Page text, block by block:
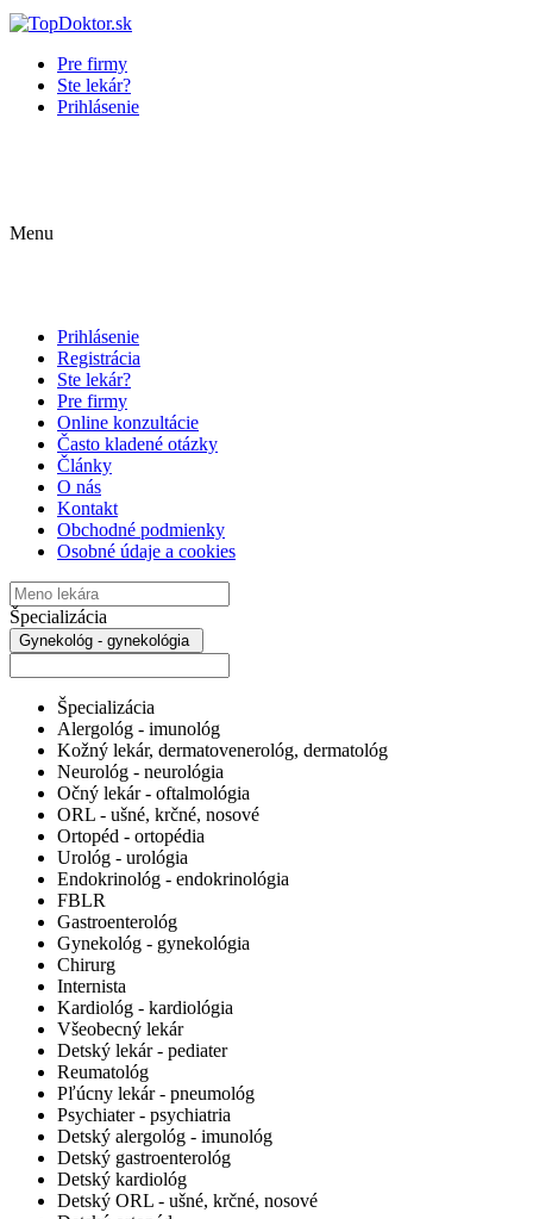
Pre firmy
Ste lekár?
Prihlásenie
Menu
Prihlásenie
Registrácia
Ste lekár?
Pre firmy
Online konzultácie
Často kladené otázky
Články
O nás
Kontakt
Obchodné podmienky
Osobné údaje a cookies
Špecializácia
Gynekológ - gynekológia
Špecializácia
Alergológ - imunológ
Kožný lekár, dermatovenerológ, dermatológ
Neurológ - neurológia
Očný lekár - oftalmológia
ORL - ušné, krčné, nosové
Ortopéd - ortopédia
Urológ - urológia
Endokrinológ - endokrinológia
FBLR
Gastroenterológ
Gynekológ - gynekológia
Chirurg
Internista
Kardiológ - kardiológia
Všeobecný lekár
Detský lekár - pediater
Reumatológ
Pľúcny lekár - pneumológ
Psychiater - psychiatria
Detský alergológ - imunológ
Detský gastroenterológ
Detský kardiológ
Detský ORL - ušné, krčné, nosové